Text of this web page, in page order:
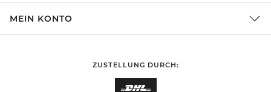
MEIN KONTO
ZUSTELLUNG DURCH: